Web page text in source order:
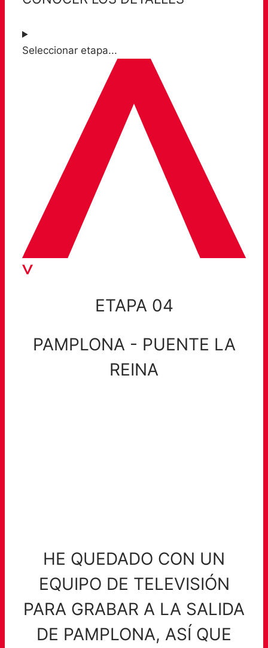
Seleccionar etapa...
ETAPA 04
PAMPLONA - PUENTE LA
REINA
HE QUEDADO CON UN
EQUIPO DE TELEVISIÓN
PARA GRABAR A LA SALIDA
DE PAMPLONA, ASÍ QUE